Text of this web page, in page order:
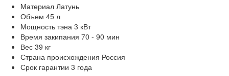
Материал Латунь
Объем 45 л
Мощность тэна 3 кВт
Время закипания 70 - 90 мин
Вес 39 кг
Страна происхождения Россия
Срок гарантии 3 года